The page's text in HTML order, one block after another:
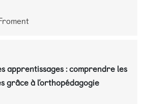
apprentissages : comprendre les
grâce à l’orthopédagogie